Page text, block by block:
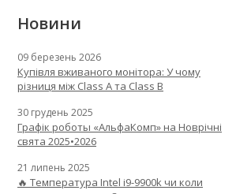
Новини
09 березень 2026
Купівля вживаного монітора: У чому
різниця між Class A та Class B
30 грудень 2025
Графік роботы «АльфаКомп» на Новрічні
свята 2025•2026
21 липень 2025
🔥 Температура Intel i9-9900k чи коли